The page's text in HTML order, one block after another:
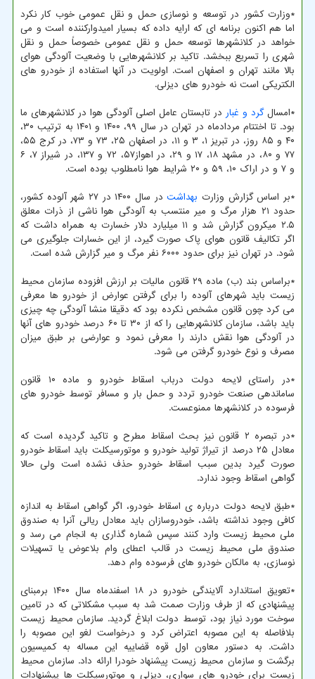
*وزارت کشور در توسعه و نوسازی حمل و نقل عمومی خوب کار نکرد
اما هم اکنون برنامه ای که ارایه داده که بسیار امیدوارکننده است و می
خواهد در کلانشهرها توسعه حمل و نقل عمومی خصوصاً حمل و نقل
شهری را تسریع ببخشد. تاکید بر کلانشهرهایی با وضعیت آلودگی هوای
بالا مانند تهران و اصفهان است. اولویت در آنها استفاده از خودرو های
الکتریکی است نه خودرو های دیزلی.
*امسالگرد و غبار در تابستان عامل اصلی آلودگی هوا در کلانشهرهای ما
بود. تا اختتام مردادماه در تهران در سال ۹۹، ۱۴۰۰ و ۱۴۰۱ به ترتیب ۳۰،
۴۰ و ۸۵ روز، در تبریز ۱، ۳ و ۱۱، در اصفهان ۲۵، ۷۳ و ۷۳، در کرج ۵۵،
۷۷ و ۸۰، در مشهد ۱۸، ۱۷ و ۲۹، در اهواز۵۷، ۷۲ و ۱۳۷، در شیراز ۷، ۶
و ۷ و در اراک ۱۰، ۵۹ و ۲۰ شرایط هوا نامطلوب بوده است.
*بر اساس گزارش وزارت بهداشت
در سال ۱۴۰۰ در ۲۷ شهر آلوده کشور،
حدود ۲۱ هزار مرگ و میر منتسب به آلودگی هوا ناشی از ذرات معلق
۲.۵ میکرون گزارش شد و ۱۱ میلیارد دلار خسارت به همراه داشت که
اگر تکالیف قانون هوای پاک صورت گیرد، از این خسارات جلوگیری می
شود. در تهران نیز برای حدود ۶۰۰۰ نفر مرگ و میر گزارش شده است.
*براساس بند (ب) ماده ۲۹ قانون مالیات بر ارزش افزوده سازمان محیط
زیست باید شهرهای آلوده را برای گرفتن عوارض از خودرو ها معرفی
می کرد چون قانون مشخص نکرده بود که دقیقا منشا آلودگی چه چیزی
باید باشد، سازمان کلانشهرهایی را که از ۳۰ تا ۶۰ درصد خودرو های آنها
در آلودگی هوا نقش دارند را معرفی نمود و عوارضی بر طبق میزان
مصرف و نوع خودرو گرفتن می شود.
*در راستای لایحه دولت درباب اسقاط خودرو و ماده ۱۰ قانون
ساماندهی صنعت خودرو تردد و حمل بار و مسافر توسط خودرو های
فرسوده در کلانشهرها ممنوعست.
*در تبصره ۲ قانون نیز بحث اسقاط مطرح و تاکید گردیده است که
معادل ۲۵ درصد از تیراژ تولید خودرو و موتورسیکلت باید اسقاط خودرو
صورت گیرد بدین سبب اسقاط خودرو حذف نشده است ولی حالا
گواهی اسقاط وجود ندارد.
*طبق لایحه دولت درباره ی اسقاط خودرو، اگر گواهی اسقاط به اندازه
کافی وجود نداشته باشد، خودروسازان باید معادل ریالی آنرا به صندوق
ملی محیط زیست وارد کنند سپس شماره گذاری به انجام می رسد و
صندوق ملی محیط زیست در قالب اعطای وام بلاعوض یا تسهیلات
نوسازی، به مالکان خودرو های فرسوده وام دهد.
*تعویق استاندارد آلایندگی خودرو در ۱۸ اسفندماه سال ۱۴۰۰ برمبنای
پیشنهادی که از طرف وزارت صمت شد به سبب مشکلاتی که در تامین
سوخت مورد نیاز بود، توسط دولت ابلاغ گردید. سازمان محیط زیست
بلافاصله به این مصوبه اعتراض کرد و درخواست لغو این مصوبه را
داشت. به دستور معاون اول قوه قضاییه این مساله به کمیسیون
برگشت و سازمان محیط زیست پیشنهاد خودرا ارائه داد. سازمان محیط
زیست برای خودرو های سواری، دیزلی و موتورسیکلت ها پیشنهادات